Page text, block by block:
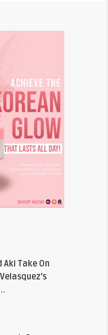
Aki Take On